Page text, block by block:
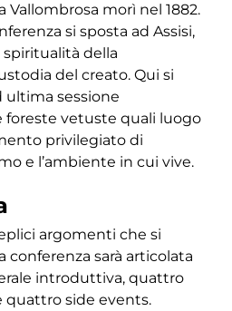
Vallombrosa morì nel 1882.
si sposta ad Assisi,
della
del creato. Qui si
ultima sessione
foreste vetuste quali luogo
privilegiato di
e l’ambiente in cui vive.
argomenti che si
conferenza sarà articolata
introduttiva, quattro
quattro side events.